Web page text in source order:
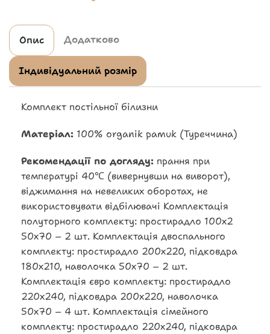
Опис Додатково
Індивідуальний розмір
Комплект постільної білизни
Матеріал: 100% organik pamuk (Туреччина)
Рекомендації по догляду: прання при
температурі 40℃ (вивернувши на виворот),
віджимання на невеликих оборотах, не
використовувати відбілювачі Комплектація
полуторного комплекту: простирадло 100х2
50х70 – 2 шт. Комплектація двоспального
комплекту: простирадло 200х220, підковдра
180х210, наволочка 50х70 – 2 шт.
Комплектація євро комплекту: простирадло
220х240, підковдра 200х220, наволочка
50х70 – 4 шт. Комплектація сімейного
комплекту: простирадло 220х240, підковдра